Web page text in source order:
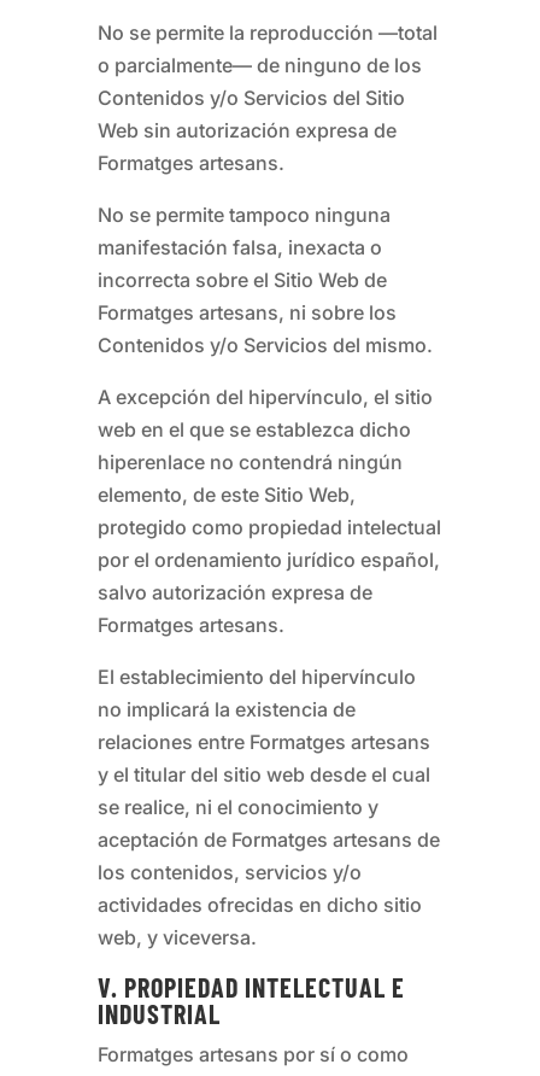
No se permite la reproducción —total
o parcialmente— de ninguno de los
Contenidos y/o Servicios del Sitio
Web sin autorización expresa de
Formatges artesans.
No se permite tampoco ninguna
manifestación falsa, inexacta o
incorrecta sobre el Sitio Web de
Formatges artesans, ni sobre los
Contenidos y/o Servicios del mismo.
A excepción del hipervínculo, el sitio
web en el que se establezca dicho
hiperenlace no contendrá ningún
elemento, de este Sitio Web,
protegido como propiedad intelectual
por el ordenamiento jurídico español,
salvo autorización expresa de
Formatges artesans.
El establecimiento del hipervínculo
no implicará la existencia de
relaciones entre Formatges artesans
y el titular del sitio web desde el cual
se realice, ni el conocimiento y
aceptación de Formatges artesans de
los contenidos, servicios y/o
actividades ofrecidas en dicho sitio
web, y viceversa.
V. PROPIEDAD INTELECTUAL E
INDUSTRIAL
Formatges artesans por sí o como